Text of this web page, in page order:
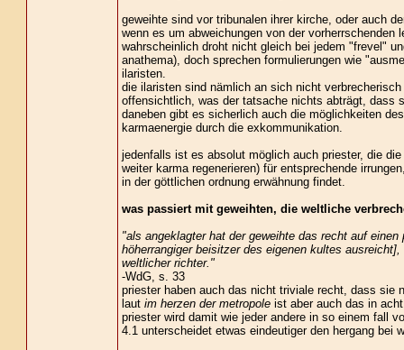
geweihte sind vor tribunalen ihrer kirche, oder auch
wenn es um abweichungen von der vorherrschenden
wahrscheinlich droht nicht gleich bei jedem "frevel"
anathema), doch sprechen formulierungen wie
ilaristen.
die ilaristen sind nämlich an sich nicht
offensichtlich, was der tatsache nichts abträgt, dass
daneben gibt es sicherlich auch die möglichkeiten
karmaenergie durch die exkommunikation.
jedenfalls ist es absolut möglich auch priester, die
weiter karma regenerieren) für entsprechende
in der göttlichen ordnung erwähnung findet.
was passiert mit geweihten, die weltliche
"als angeklagter hat der geweihte das recht auf
höherrangiger beisitzer des eigenen kultes
weltlicher richter."
-WdG, s. 33
priester haben auch das nicht triviale recht, dass sie
laut im herzen der metropoleist aber auch das in acht
priester wird damit wie jeder andere in so einem fall
4.1 unterscheidet etwas eindeutiger den hergang bei